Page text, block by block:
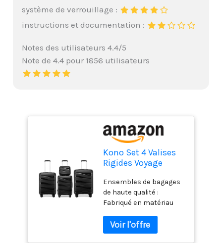
système de verrouillage :
instructions et documentation :
Notes des utilisateurs 4.4/5
Note de 4.4 pour 1856 utilisateurs
Kono Set 4 Valises
Rigides Voyage
Vanity Case TSA Noir
Ensembles de bagages
de haute qualité :
Fabriqué en matériau
coques rigides, ce qui
rend les bagages plus